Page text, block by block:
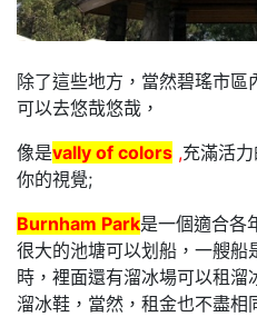
除了這些地方，當然碧瑤市
可以去悠哉悠哉，
像是vally of colors ,充滿活
你的視覺;
Burnham Park是一個適合各
很大的池塘可以划船，一艘
時，裡面還有溜冰場可以租
溜冰鞋，當然，租金也不盡